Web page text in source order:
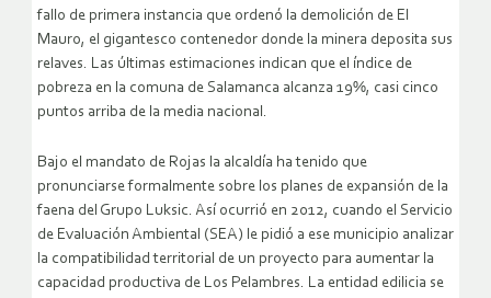
fallo de primera instancia que ordenó la demolición de El
Mauro, el gigantesco contenedor donde la minera deposita sus
relaves. Las últimas estimaciones indican que el índice de
pobreza en la comuna de Salamanca alcanza 19%, casi cinco
puntos arriba de la media nacional.
Bajo el mandato de Rojas la alcaldía ha tenido que
pronunciarse formalmente sobre los planes de expansión de la
faena del Grupo Luksic. Así ocurrió en 2012, cuando el Servicio
de Evaluación Ambiental (SEA) le pidió a ese municipio analizar
la compatibilidad territorial de un proyecto para aumentar la
capacidad productiva de Los Pelambres. La entidad edilicia se